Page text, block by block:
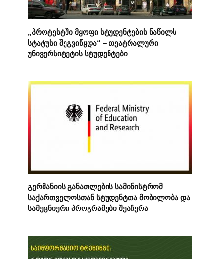
„პროტესტში მყოფი სტუდენტების ნაწილს
სტატუსი შეგვიწყდა“ – თეატრალური
უნივერსიტეტის სტუდენტები
გერმანიის განათლების სამინისტრომ
საქართველოსთან სტუდენტთა მობილობა და
სამეცნიერი პროგრამები შეაჩერა